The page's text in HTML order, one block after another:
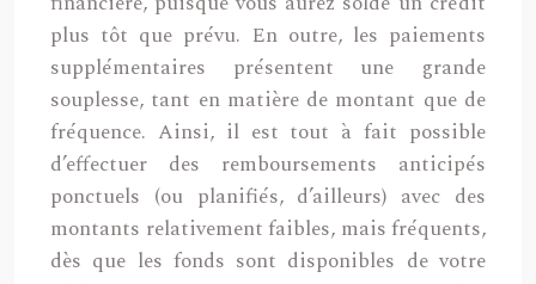
plus tôt que prévu. En outre, les paiements
supplémentaires présentent une grande
souplesse, tant en matière de montant que de
fréquence. Ainsi, il est tout à fait possible
d’effectuer des remboursements anticipés
ponctuels (ou planifiés, d’ailleurs) avec des
montants relativement faibles, mais fréquents,
dès que les fonds sont disponibles de votre